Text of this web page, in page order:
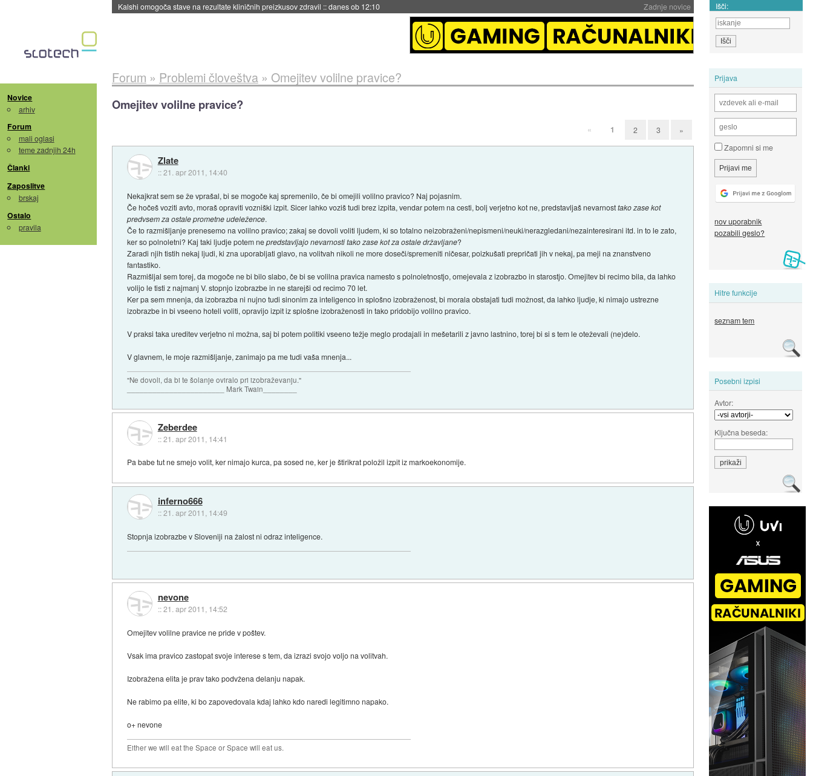
Zadnje novice
Sandisk že prodal več kot polovico SSD-jev za naslednji dve leti::danes ob 11:37 Išči:
Novice
arhiv
Forum
mali oglasi
teme zadnjih 24h
Članki
Zaposlitve
brskaj
Ostalo
pravila
Prijava
Zapomni si me
nov uporabnik
pozabili geslo?
Hitre funkcije
seznam tem
Posebni izpisi
Avtor:
Ključna beseda:
Forum » Problemi človeštva» Omejitev volilne pravice?
Omejitev volilne pravice?
« 1 2 3 »
Zlate
::21. apr 2011, 14:40
Nekajkrat sem se že vprašal, bi se mogoče kaj spremenilo, če bi omejili volilno pravico? Naj pojasnim.
Če hočeš voziti avto, moraš opraviti vozniški izpit. Sicer lahko voziš tudi brez izpita, vendar potem na cesti, bolj verjetno kot ne, predstavljaš nevarnosttako zase kot
predvsem za ostale prometne udeležence.
Če to razmišljanje prenesemo na volilno pravico; zakaj se dovoli voliti ljudem, ki so totalno neizobraženi/nepismeni/neuki/nerazgledani/nezainteresirani itd. in to le zato,
ker so polnoletni? Kaj taki ljudje potem nepredstavljajo nevarnosti tako zase kot za ostale državljane?
Zaradi njih tistih nekaj ljudi, ki zna uporabljati glavo, na volitvah nikoli ne more doseči/spremeniti ničesar, poizkušati prepričati jih v nekaj, pa meji na znanstveno
fantastiko.
Razmišljal sem torej, da mogoče ne bi bilo slabo, če bi se volilna pravica namesto s polnoletnostjo, omejevala z izobrazbo in starostjo. Omejitev bi recimo bila, da lahko
volijo le tisti z najmanj V. stopnjo izobrazbe in ne starejši od recimo 70 let.
Ker pa sem mnenja, da izobrazba ni nujno tudi sinonim za inteligenco in splošno izobraženost, bi morala obstajati tudi možnost, da lahko ljudje, ki nimajo ustrezne
izobrazbe in bi vseeno hoteli voliti, opravijo izpit iz splošne izobraženosti in tako pridobijo volilno pravico.
V praksi taka ureditev verjetno ni možna, saj bi potem politiki vseeno težje meglo prodajali in mešetarili z javno lastnino, torej bi si s tem le oteževali (ne)delo.
V glavnem, le moje razmišljanje, zanimajo pa me tudi vaša mnenja...
"Ne dovoli, da bi te šolanje oviralo pri izobraževanju."
_______________________ Mark Twain________
Zeberdee
::21. apr 2011, 14:41
Pa babe tut ne smejo volit, ker nimajo kurca, pa sosed ne, ker je štirikrat položil izpit iz markoekonomije.
inferno666
::21. apr 2011, 14:49
Stopnja izobrazbe v Sloveniji na žalost ni odraz inteligence.
nevone
::21. apr 2011, 14:52
Omejitev volilne pravice ne pride v poštev.
Vsak ima pravico zastopat svoje interese s tem, da izrazi svojo voljo na volitvah.
Izobražena elita je prav tako podvžena delanju napak.
Ne rabimo pa elite, ki bo zapovedovala kdaj lahko kdo naredi legitimno napako.
o+ nevone
Either we will eat the Space or Space will eat us.